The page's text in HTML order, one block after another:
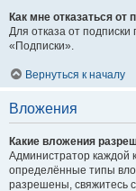
Как мне отказаться от
Для отказа от
«Подписки».
Вернуться к началу
Вложения
Какие вложения
Администратор каждой
определённые типы
разрешены, свяжитесь